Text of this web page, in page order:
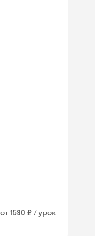
от 1590 ₽ / урок